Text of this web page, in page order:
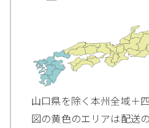
山口県を除く本州全域＋
図の黄色のエリアは配送